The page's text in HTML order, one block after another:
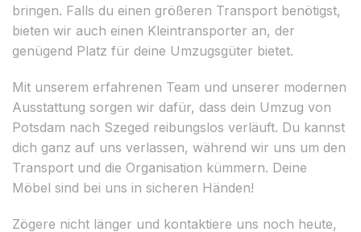
bringen. Falls du einen größeren Transport benötigst,
bieten wir auch einen Kleintransporter an, der
genügend Platz für deine Umzugsgüter bietet.
Mit unserem erfahrenen Team und unserer modernen
Ausstattung sorgen wir dafür, dass dein Umzug von
Potsdam nach Szeged reibungslos verläuft. Du kannst
dich ganz auf uns verlassen, während wir uns um den
Transport und die Organisation kümmern. Deine
Möbel sind bei uns in sicheren Händen!
Zögere nicht länger und kontaktiere uns noch heute,